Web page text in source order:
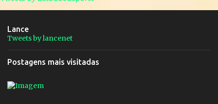
Lance
Tweets by lancenet
Postagens mais visitadas